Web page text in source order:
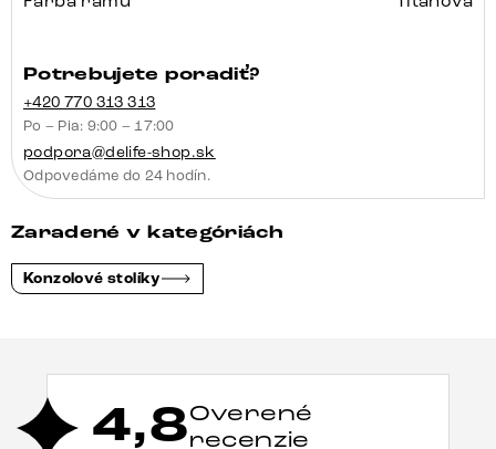
Potrebujete poradiť?
+420 770 313 313
Po – Pia: 9:00 – 17:00
podpora@delife-shop.sk
Odpovedáme do 24 hodín.
Zaradené v kategóriách
Konzolové stolíky
4,8Overené
recenzie